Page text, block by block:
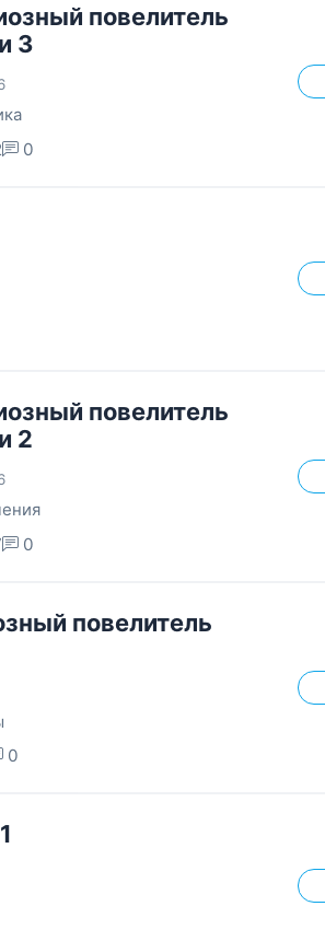
повелитель
3
0
повелитель
2
0
повелитель
0